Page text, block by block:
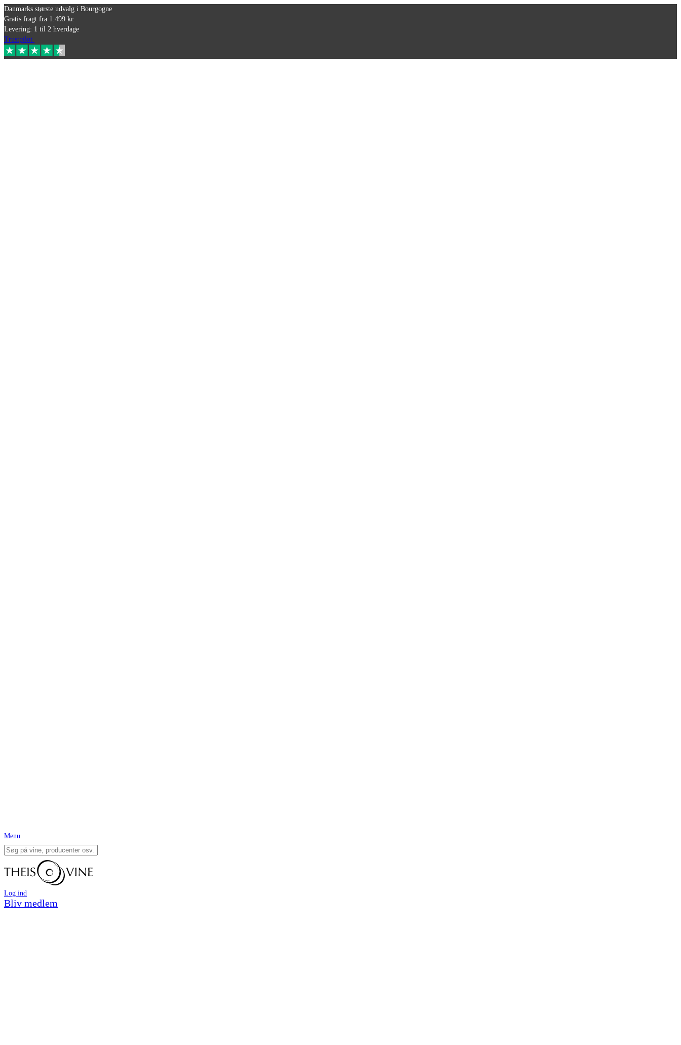
Danmarks største udvalg i Bourgogne
Gratis fragt fra 1.499 kr.
Levering: 1 til 2 hverdage
Trustpilot
Menu
Log ind
Bliv medlem